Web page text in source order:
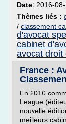
Date: 2016-
Thèmes liés :
/ classement
d'avocat
cabinet
avocat droit
France :
En 2016
League
nouvelle
meilleurs